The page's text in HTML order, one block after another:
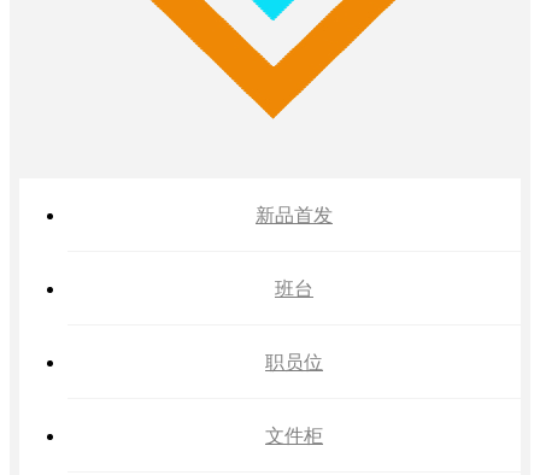
新品首发
班台
职员位
文件柜